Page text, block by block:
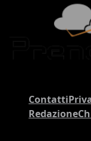
Contatti
Redazione